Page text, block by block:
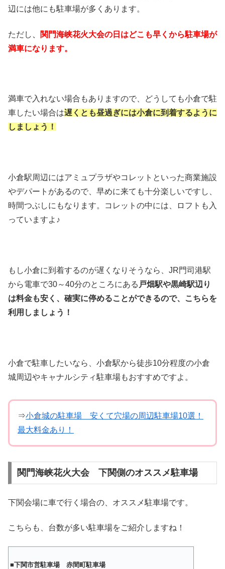
辺には他にも駐車場が多くあります。
ただし
関門海峡花火大会の日はどこも早くから駐車場が
満車になります。
満車で入れない場合もありますので、どうしても小倉で駐
車したい場合は遅くとも昼過ぎには小倉に到着するように
しましょう！
小倉駅周辺にはアミュプラザやコレットといった商業施設
やデパートがあるので、早めに来ても十分楽しいですし、
時間つぶしにもなります。コレットの中には、ロフトも入
っていますよ♪
もし小倉に到着するのが遅くなりそうなら、JR門司港駅
から電車で30～40分のところにある 戸畑駅や黒崎駅辺り
は料金も安く、確実に停めることができるので、こちらを
利用しましょう！
小倉で駐車したいなら、小倉駅から徒歩10分程度の小倉
城周辺やキャナルシティ駐車場もおすすめですよ。
⇒小倉城の駐車場 安くて穴場の周辺駐車場10選！
最大料金あり！
関門海峡花火大会 下関側のオススメ駐車場
下関会場に車で行く場合の、オススメ駐車場です。
こちらも、台数が多い駐車場をご紹介しますね！
■下関市営駐車場 赤間町駐車場